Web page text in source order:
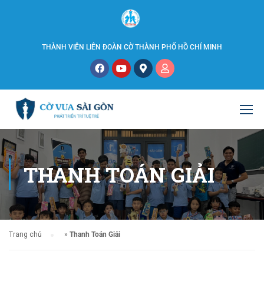
THÀNH VIÊN LIÊN ĐOÀN CỜ THÀNH PHỐ HỒ CHÍ MINH
THANH TOÁN GIẢI
Trang chủ » Thanh Toán Giải